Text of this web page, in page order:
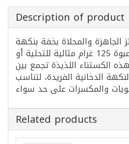
Description of product
الجاهزة والمحلاة بخفة بنكهة
الكباب المميزة، في عبوة 125 غرام مثالية للتحلية أو
الكستناء اللذيذة تجمع بين
الدخانية الفريدة، لتناسب
Related products